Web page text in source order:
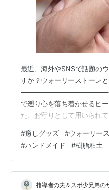
最近、海外やSNSで話題の
すか？ウォーリーストーンと
━─━─━─━─━─━─━─━─━─━─
で遡り心を落ち着かせるヒ
た、お守りとして用いられ
や緊張した時、イライラし
きなんかはこのくぼみを親
心が落ち着きworry(心配事
われているのです。
ストレスな現代社会ですか
#癒しグッズ #ウォーリー
#ハンドメイド #樹脂粘土
指導者の夫＆スポ少兄弟の